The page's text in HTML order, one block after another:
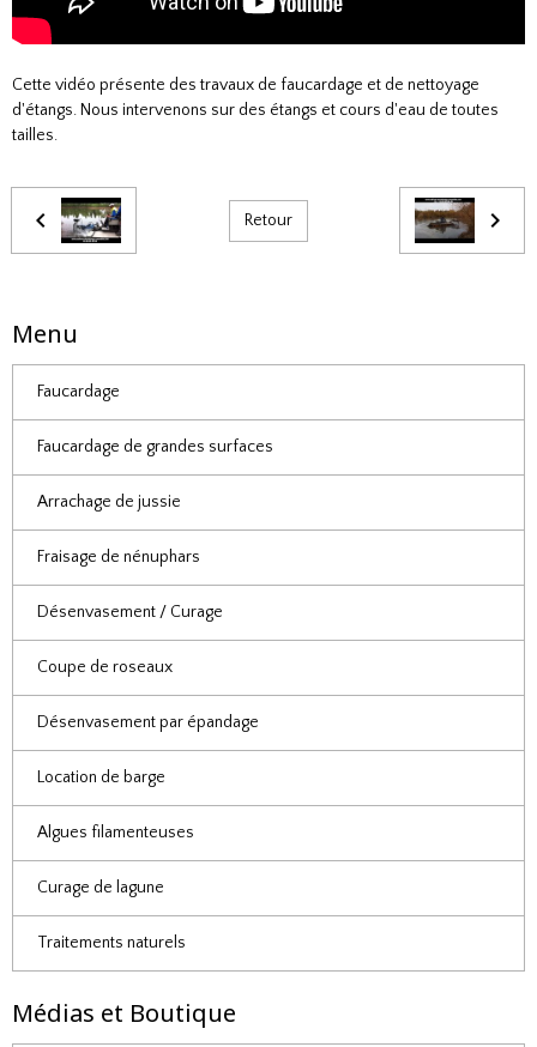
Cette vidéo présente des travaux de faucardage et de nettoyage
d'étangs. Nous intervenons sur des étangs et cours d'eau de toutes
tailles.
Retour
Menu
Faucardage
Faucardage de grandes surfaces
Arrachage de jussie
Fraisage de nénuphars
Désenvasement / Curage
Coupe de roseaux
Désenvasement par épandage
Location de barge
Algues filamenteuses
Curage de lagune
Traitements naturels
Médias et Boutique